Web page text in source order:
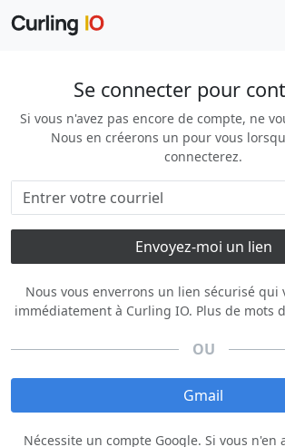
Se connecter pour
Si vous n'avez pas encore de compte, ne
Nous en créerons un pour vous
connecterez.
Nous vous enverrons un lien sécurisé qui
immédiatement à Curling IO. Plus de mots
OU
Gmail
Nécessite un compte Google. Si vous n'en